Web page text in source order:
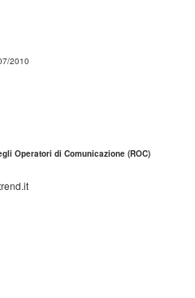
2010
Operatori di Comunicazione (ROC)